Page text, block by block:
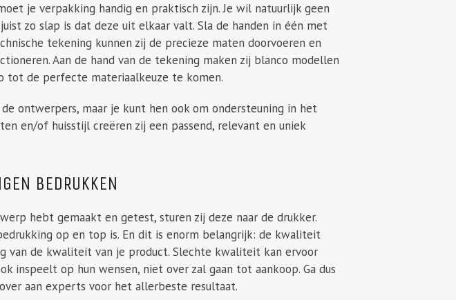
je verpakking handig en praktisch zijn. Je wil natuurlijk geen
zo slap is dat deze uit elkaar valt. Sla de handen in één met
tekening kunnen zij de precieze maten doorvoeren en
Aan de hand van de tekening maken zij blanco modellen
tot de perfecte materiaalkeuze te komen.
ontwerpers, maar je kunt hen ook om ondersteuning in het
en/of huisstijl creëren zij een passend, relevant en uniek
BEDRUKKEN
hebt gemaakt en getest, sturen zij deze naar de drukker.
op en top is. En dit is enorm belangrijk: de kwaliteit
van de kwaliteit van je product. Slechte kwaliteit kan ervoor
inspeelt op hun wensen, niet over zal gaan tot aankoop. Ga dus
aan experts voor het allerbeste resultaat.